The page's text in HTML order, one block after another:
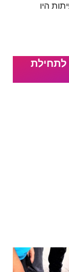
היו
לתחילת